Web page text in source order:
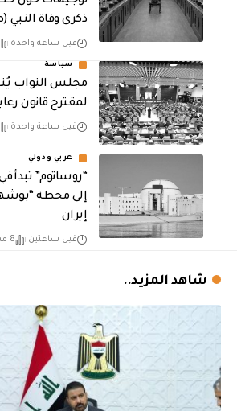
ذكرى وفاة
قبل ساعة واحدة
سياسة
مجلس النواب
لمقترح قانون
قبل ساعة واحدة
عربي ودولي
“روساتوم” تبدأ
إلى محطة
إيران
قبل ساعتين 8 مشاهدات
شاهد المزيد..